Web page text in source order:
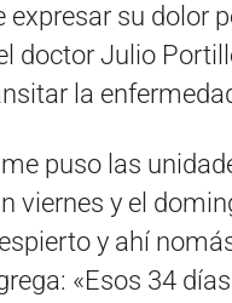
expresar su dolor
doctor Julio
la
puso las
viernes y el
y ahí
«Esos 34